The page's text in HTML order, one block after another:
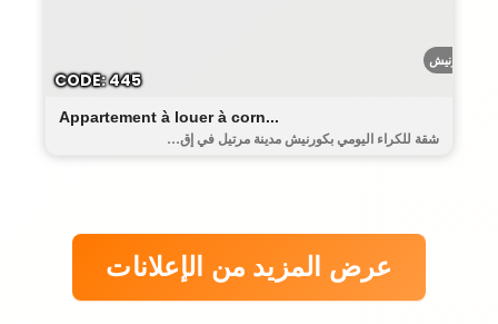
الكورنيش
Appartement à louer à corn...
شقة للكراء اليومي بكورنيش مدينة مرتيل في إق...
CODE: 445
عرض المزيد من الإعلانات